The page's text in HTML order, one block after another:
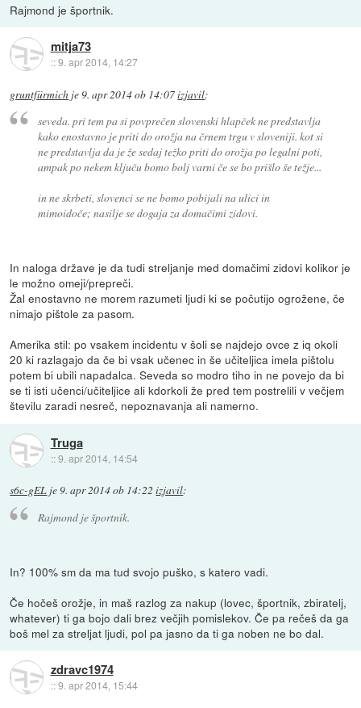
Rajmond je športnik.
mitja73
::9. apr 2014, 14:27
gruntfürmich je9. apr 2014 ob 14:07izjavil:
seveda. pri tem pa si povprečen slovenski hlapček ne predstavlja
kako enostavno je priti do orožja na črnem trgu v sloveniji. kot si
ne predstavlja da je že sedaj težko priti do orožja po legalni poti,
ampak po nekem ključu bomo bolj varni če se bo prišlo še težje...
in ne skrbeti, slovenci se ne bomo pobijali na ulici in
mimoidoče; nasilje se dogaja za domačimi zidovi.
In naloga države je da tudi streljanje med domačimi zidovi kolikor je
le možno omeji/prepreči.
Žal enostavno ne morem razumeti ljudi ki se počutijo ogrožene, če
nimajo pištole za pasom.
Amerika stil: po vsakem incidentu v šoli se najdejo ovce z iq okoli
20 ki razlagajo da če bi vsak učenec in še učiteljica imela pištolu
potem bi ubili napadalca. Seveda so modro tiho in ne povejo da bi
se ti isti učenci/učiteljice ali kdorkoli že pred tem postrelili v večjem
številu zaradi nesreč, nepoznavanja ali namerno.
Truga
::9. apr 2014, 14:54
s6c-gEL je9. apr 2014 ob 14:22 izjavil:
Rajmond je športnik.
In? 100% sm da ma tud svojo puško, s katero vadi.
Če hočeš orožje, in maš razlog za nakup (lovec, športnik, zbiratelj,
whatever) ti ga bojo dali brez večjih pomislekov. Če pa rečeš da ga
boš mel za streljat ljudi, pol pa jasno da ti ga noben ne bo dal.
zdravc1974
::9. apr 2014, 15:44